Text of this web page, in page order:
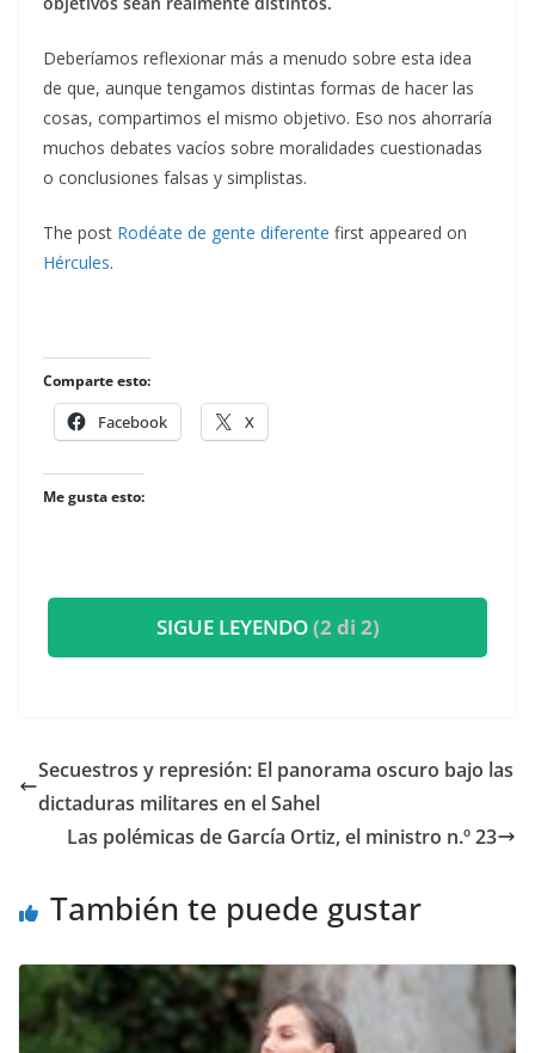
Deberíamos reflexionar más a menudo sobre esta idea
de que, aunque tengamos distintas formas de hacer las
cosas, compartimos el mismo objetivo. Eso nos ahorraría
muchos debates vacíos sobre moralidades cuestionadas
o conclusiones falsas y simplistas.
The post Rodéate de gente diferente first appeared on
Hércules.
Comparte esto:
Facebook X
Me gusta esto:
SIGUE LEYENDO(2 di 2)
Secuestros y represión: El panorama oscuro bajo las
dictaduras militares en el Sahel
Las polémicas de García Ortiz, el ministro n.º 23
También te puede gustar